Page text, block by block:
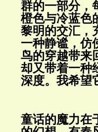
群的一部分，
橙色与冷蓝色
黎明的交汇，
一种静谧，仿
鸟的穿越带来
却又带着一种
深度。我希望
童话的魔力在